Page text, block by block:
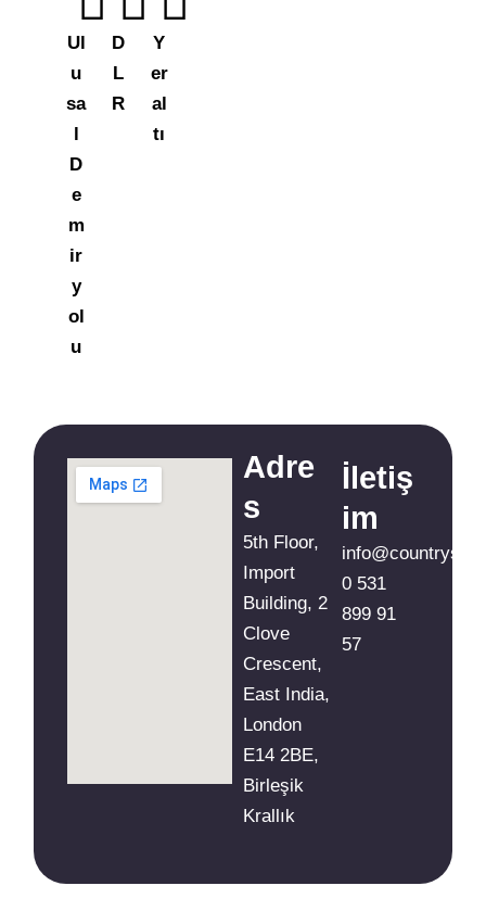
Ul
u
sa
D
e
m
ir
y
ol
u
D
L
R
Y
er
al
tı
Adre
s
5th Floor,
Import
Building, 2
Clove
Crescent,
East India,
London
E14 2BE,
Birleşik
Krallık
İletiş
im
0 531
899 91
57